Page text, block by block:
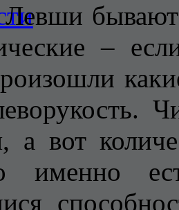
Левши бывают
–
а вот
именно